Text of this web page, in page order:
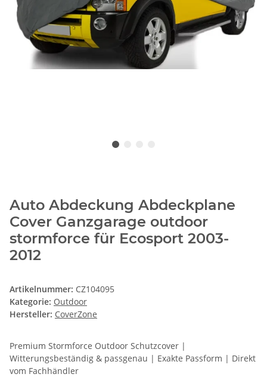
Auto Abdeckung Abdeckplane
Cover Ganzgarage outdoor
stormforce für Ecosport 2003-
2012
Artikelnummer: CZ104095
Kategorie: Outdoor
Hersteller: CoverZone
Premium Stormforce Outdoor Schutzcover |
Witterungsbeständig & passgenau | Exakte Passform | Direkt
vom Fachhändler